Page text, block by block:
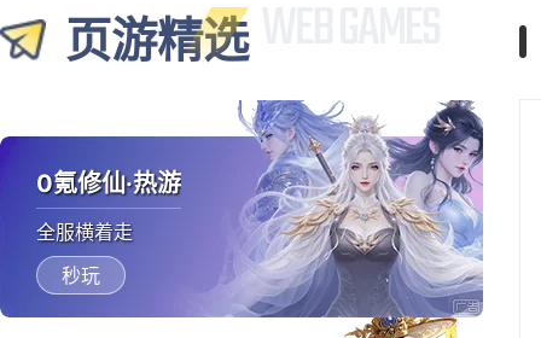
页游精选
0氪修仙·热游
全服横着走
秒玩